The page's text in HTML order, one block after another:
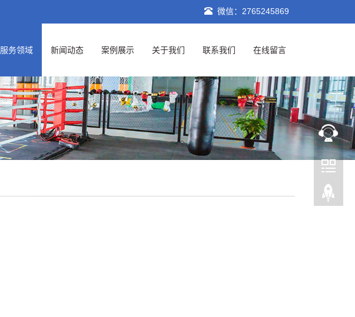
微信：2765245869
服务领域 新闻动态 案例展示 关于我们 联系我们 在线留言